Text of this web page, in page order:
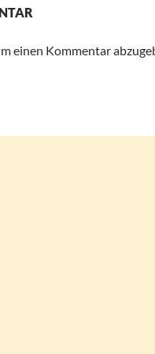
einen Kommentar